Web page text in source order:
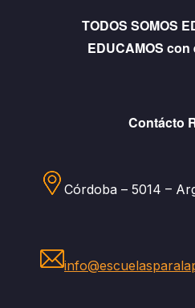
TODOS SOMOS
EDUCAMOS con
Contácto
Córdoba – 5014 –